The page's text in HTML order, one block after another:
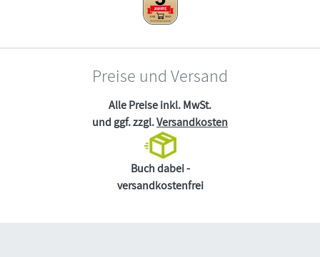
Preise und Versand
Alle Preise inkl. MwSt.
und ggf. zzgl.Versandkosten
Buch dabei -
versandkostenfrei